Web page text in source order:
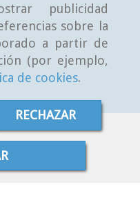
publicidad
sobre la
a partir de
(por ejemplo,
de cookies.
RECHAZAR